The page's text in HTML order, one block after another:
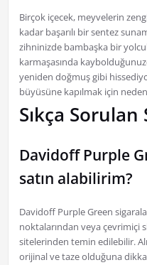
Birçok içecek, meyvelerin
kadar başarılı bir sentez
zihninizde bambaşka bir
karmaşasında
yeniden doğmuş gibi
büyüsüne kapılmak için
Sıkça
Davidoff Purple
satın alabilirim?
Davidoff Purple Green
noktalarından veya çevrimiçi
sitelerinden temin edilebilir.
orijinal ve taze olduğuna